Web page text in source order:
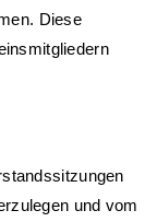
Diese
und vom